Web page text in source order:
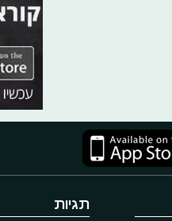
תגיות